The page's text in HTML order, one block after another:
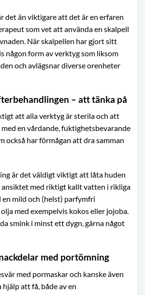
det än viktigare att det är en erfaren
som vet att använda en skalpell
När skalpellen har gjort sitt
någon form av verktyg som liksom
och avlägsnar diverse orenheter
– att tänka på
att alla verktyg är sterila och att
en vårdande, fuktighetsbevarande
också har förmågan att dra samman
är det väldigt viktigt att låta huden
ansiktet med riktigt kallt vatten i rikliga
en mild och (helst) parfymfri
med exempelvis kokos eller jojoba.
smink i minst ett dygn, gärna något
med portömning
med pormaskar och kanske även
att få, både av en